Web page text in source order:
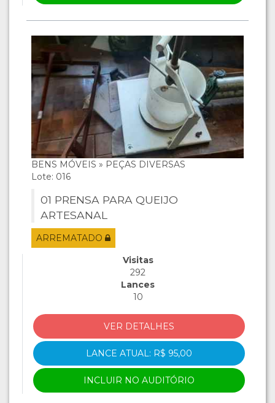
BENS MÓVEIS » PEÇAS DIVERSAS
Lote: 016
01 PRENSA PARA QUEIJO
ARTESANAL
ARREMATADO
Visitas
292
Lances
10
VER DETALHES
LANCE ATUAL: R$ 95,00
INCLUIR NO AUDITÓRIO